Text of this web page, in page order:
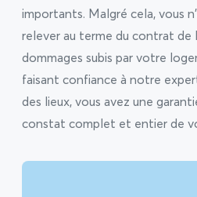
importants. Malgré cela, vous
relever au terme du contrat de
dommages subis par votre
faisant confiance à notre
des lieux, vous avez une
constat complet et entier de